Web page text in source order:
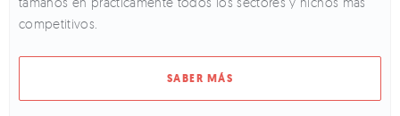
competitivos.
SABER MÁS